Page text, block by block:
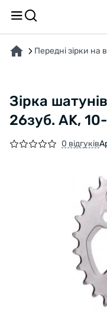
Передні зірки на
Зірка
26зуб. АK,
0 відгуків
ПРО ТОВАР